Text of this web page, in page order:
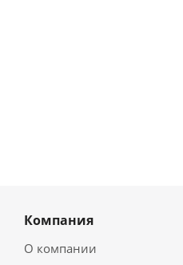
Компания
О компании